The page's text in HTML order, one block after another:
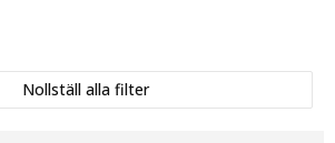
Nollställ alla filter